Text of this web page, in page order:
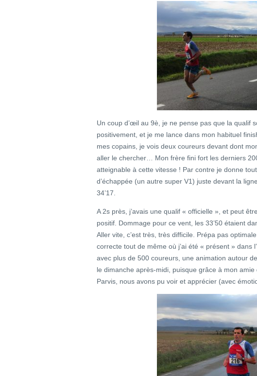
Un coup d’œil au 9è, je ne pense pas que la qualif
positivement, et je me lance dans mon habituel
mes copains, je vois deux coureurs devant dont
aller le chercher… Mon frère fini fort les derniers
atteignable à cette vitesse ! Par contre je donne
d’échappée (un autre super V1) juste devant la
34’17.
A 2s près, j’avais une qualif « officielle », et peut
positif. Dommage pour ce vent, les 33’50 étaient
Aller vite, c’est très, très difficile. Prépa pas
correcte tout de même où j’ai été « présent » dans
avec plus de 500 coureurs, une animation autour
le dimanche après-midi, puisque grâce à mon amie
Parvis, nous avons pu voir et apprécier (avec